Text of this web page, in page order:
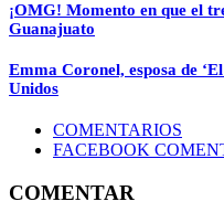
¡OMG! Momento en que el
Guanajuato
Emma Coronel, esposa de
Unidos
COMENTARIOS
FACEBOOK
COMENTAR